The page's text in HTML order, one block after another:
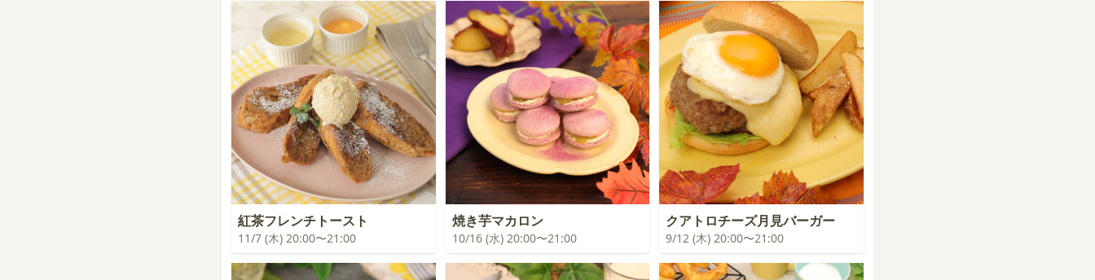
紅茶フレンチトースト
11/7 (木) 20:00〜21:00
焼き芋マカロン
10/16 (水) 20:00〜21:00
クアトロチーズ月見バーガー
9/12 (木) 20:00〜21:00